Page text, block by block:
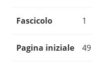
Fascicolo 1
Pagina iniziale 49